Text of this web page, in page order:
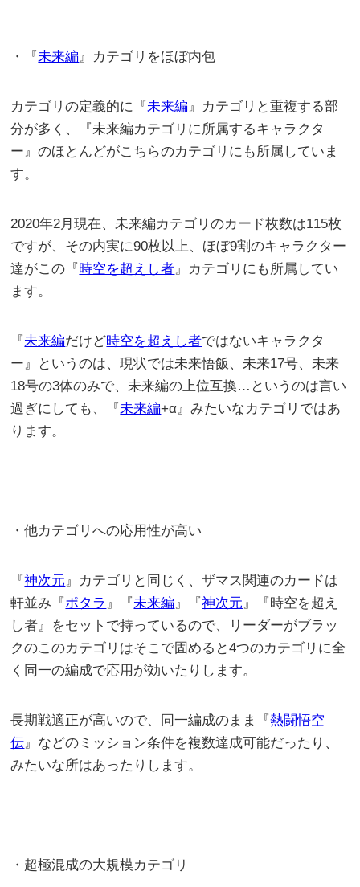
・『未来編』カテゴリをほぼ内包
カテゴリの定義的に『未来編』カテゴリと重複する部
分が多く、『未来編カテゴリに所属するキャラクタ
ー』のほとんどがこちらのカテゴリにも所属していま
す。
2020年2月現在、未来編カテゴリのカード枚数は115枚
ですが、その内実に90枚以上、ほぼ9割のキャラクター
達がこの『 時空を超えし者』カテゴリにも所属してい
ます。
『未来編だけど時空を超えし者ではないキャラクタ
ー』というのは、現状では未来悟飯、未来17号、未来
18号の3体のみで、未来編の上位互換…というのは言い
過ぎにしても、『未来編+α』みたいなカテゴリではあ
ります。
・他カテゴリへの応用性が高い
『神次元』カテゴリと同じく、ザマス関連のカードは
軒並み『ポタラ 』『未来編』『神次元』『時空を超え
し者』をセットで持っているので、リーダーがブラッ
クのこのカテゴリはそこで固めると4つのカテゴリに全
く同一の編成で応用が効いたりします。
長期戦適正が高いので、同一編成のまま『熱闘悟空
伝』などのミッション条件を複数達成可能だったり、
みたいな所はあったりします。
・超極混成の大規模カテゴリ